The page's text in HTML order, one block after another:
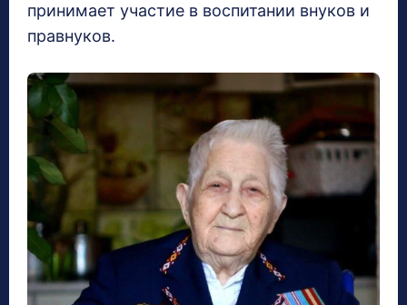
принимает участие в воспитании внуков и
правнуков.